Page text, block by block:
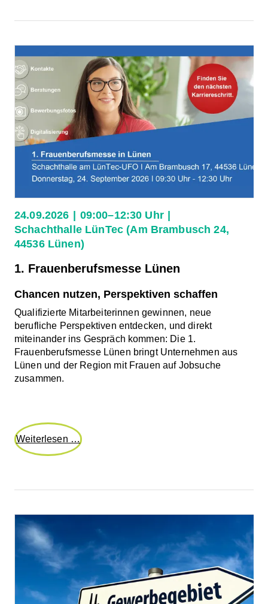
souverän
reagieren,
demokratische
Werte
stärken
24.09.2026
09:00–12:30 Uhr
Schachthalle LünTec (Am Brambusch 24,
44536 Lünen)
1. Frauenberufsmesse Lünen
Chancen nutzen, Perspektiven schaffen
Qualifizierte Mitarbeiterinnen gewinnen, neue
berufliche Perspektiven entdecken, und direkt
miteinander ins Gespräch kommen: Die 1.
Frauenberufsmesse Lünen bringt Unternehmen aus
Lünen und der Region mit Frauen auf Jobsuche
zusammen.
Weiterlesen …1.